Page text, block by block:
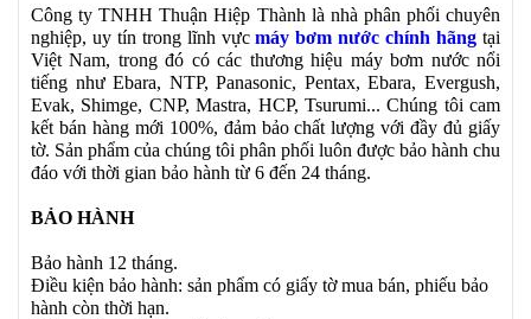
Công ty TNHH Thuận Hiệp Thành là nhà phân phối chuyên
nghiệp, uy tín trong lĩnh vựcmáy bơm nước chính hãng tại
Việt Nam, trong đó có các thương hiệu máy bơm nước nổi
tiếng như Ebara, NTP, Panasonic, Pentax, Ebara, Evergush,
Evak, Shimge, CNP, Mastra, HCP, Tsurumi... Chúng tôi cam
kết bán hàng mới 100%, đảm bảo chất lượng với đầy đủ giấy
tờ. Sản phẩm của chúng tôi phân phối luôn được bảo hành chu
đáo với thời gian bảo hành từ 6 đến 24 tháng.
BẢO HÀNH
Bảo hành 12 tháng.
Điều kiện bảo hành: sản phẩm có giấy tờ mua bán, phiếu bảo
hành còn thời hạn.